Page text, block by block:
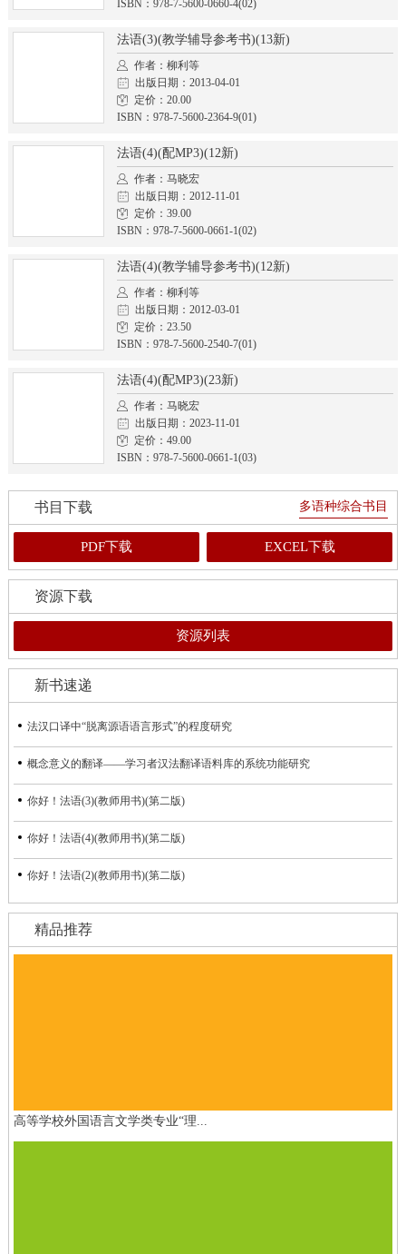
ISBN：978-7-5600-0660-4(02)
法语(3)(教学辅导参考书)(13新)
作者：柳利等
出版日期：2013-04-01
定价：20.00
ISBN：978-7-5600-2364-9(01)
法语(4)(配MP3)(12新)
作者：马晓宏
出版日期：2012-11-01
定价：39.00
ISBN：978-7-5600-0661-1(02)
法语(4)(教学辅导参考书)(12新)
作者：柳利等
出版日期：2012-03-01
定价：23.50
ISBN：978-7-5600-2540-7(01)
法语(4)(配MP3)(23新)
作者：马晓宏
出版日期：2023-11-01
定价：49.00
ISBN：978-7-5600-0661-1(03)
书目下载 多语种综合书目
PDF下载 EXCEL下载
资源下载
资源列表
新书速递
法汉口译中“脱离源语语言形式”的程度研究
概念意义的翻译——学习者汉法翻译语料库的系统功能研究
你好！法语(3)(教师用书)(第二版)
你好！法语(4)(教师用书)(第二版)
你好！法语(2)(教师用书)(第二版)
精品推荐
高等学校外国语言文学类专业“理...